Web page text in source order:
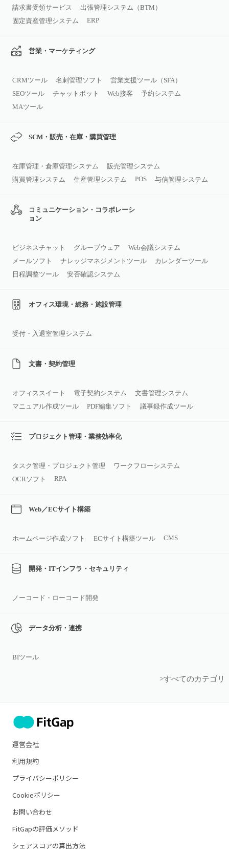
請求書受領サービス
出張管理システム（BTM）
固定資産管理システム
ERP
営業・マーケティング
CRMツール 名刺管理ソフト
営業支援ツール（SFA）
SEOツール
チャットボット Web接客
予約システム
MAツール
SCM・販売・在庫・購買管理
在庫管理・倉庫管理システム
販売管理システム
購買管理システム
生産管理システム POS 与信管理システム
コミュニケーション・コラボレーシ
ョン
ビジネスチャット グループウェア
Web会議システム
メールソフト
ナレッジマネジメントツール
カレンダーツール
日程調整ツール
安否確認システム
オフィス環境・総務・施設管理
受付・入退室管理システム
文書・契約管理
オフィススイート 電子契約システム
文書管理システム
マニュアル作成ツール
PDF編集ソフト 議事録作成ツール
プロジェクト管理・業務効率化
タスク管理・プロジェクト管理
ワークフローシステム
OCRソフト
RPA
Web／ECサイト構築
ホームページ作成ソフト ECサイト構築ツール CMS
開発・ITインフラ・セキュリティ
ノーコード・ローコード開発
データ分析・連携
BIツール
>すべてのカテゴリ
運営会社
利用規約
プライバシーポリシー
Cookieポリシー
お問い合わせ
FitGapの評価メソッド
シェアスコアの算出方法